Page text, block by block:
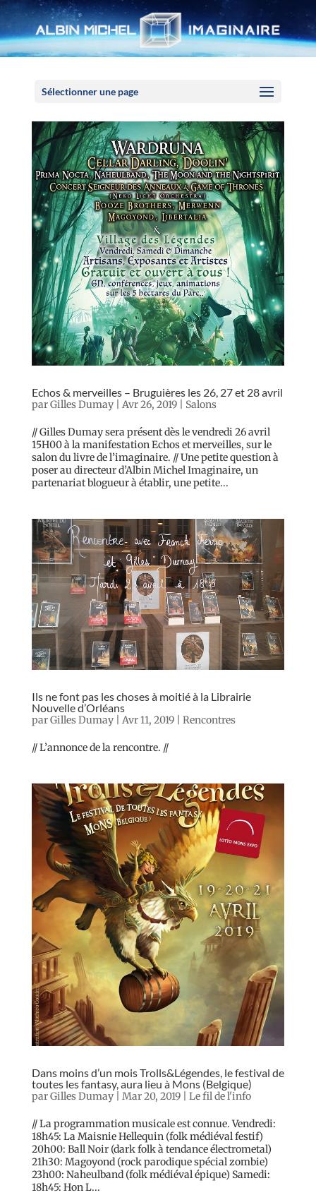
Sélectionner une page
Echos & merveilles – Bruguières les 26, 27 et 28 avril
parGilles Dumay| Avr 26, 2019| Salons
// Gilles Dumay sera présent dès le vendredi 26 avril
15H00 à la manifestation Echos et merveilles, sur le
salon du livre de l’imaginaire. // Une petite question à
poser au directeur d’Albin Michel Imaginaire, un
partenariat blogueur à établir, une petite...
Ils ne font pas les choses à moitié à la Librairie
Nouvelle d’Orléans
parGilles Dumay| Avr 11, 2019| Rencontres
// L’annonce de la rencontre. //
Dans moins d’un mois Trolls&Légendes, le festival de
toutes les fantasy, aura lieu à Mons (Belgique)
parGilles Dumay| Mar 20, 2019| Le fil de l'info
// La programmation musicale est connue. Vendredi:
18h45: La Maisnie Hellequin (folk médiéval festif)
20h00: Ball Noir (dark folk à tendance électrometal)
21h30: Magoyond (rock parodique spécial zombie)
23h00: Naheulband (folk médiéval épique) Samedi:
18h45: Hon L...
Panneau de gestion des cookies